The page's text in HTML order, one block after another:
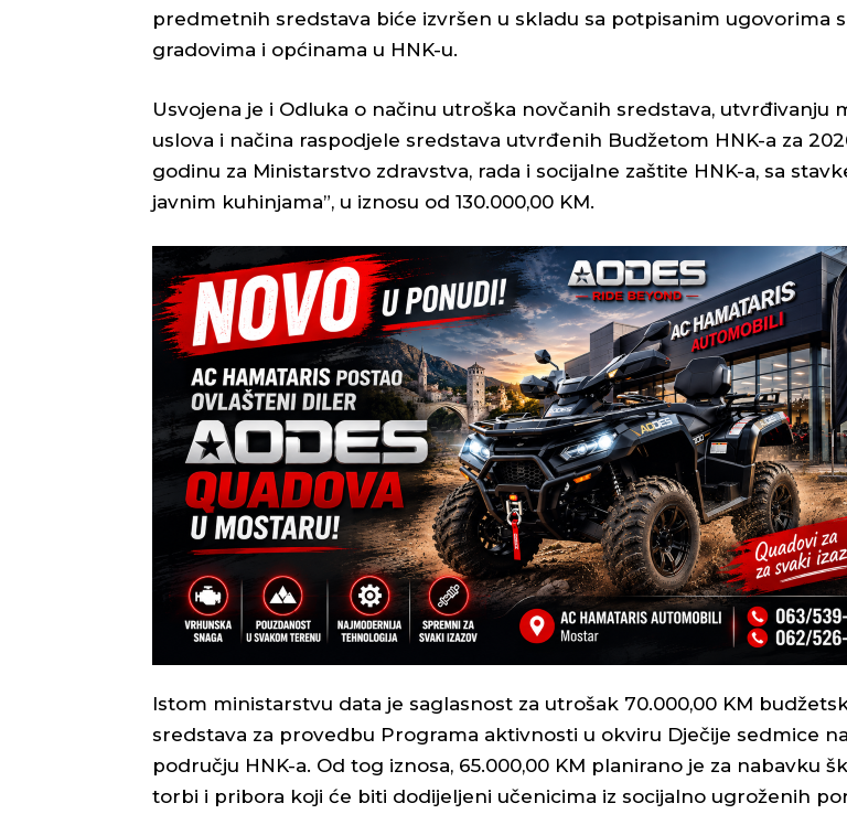
predmetnih sredstava biće izvršen u skladu sa potpisanim ugovorima s
gradovima i općinama u HNK-u.
Usvojena je i Odluka o načinu utroška novčanih sredstava, utvrđivanju
uslova i načina raspodjele sredstava utvrđenih Budžetom HNK-a za
godinu za Ministarstvo zdravstva, rada i socijalne zaštite HNK-a, sa
javnim kuhinjama”, u iznosu od 130.000,00 KM.
Istom ministarstvu data je saglasnost za utrošak 70.000,00 KM
sredstava za provedbu Programa aktivnosti u okviru Dječije sedmice na
području HNK-a. Od tog iznosa, 65.000,00 KM planirano je za nabavku
torbi i pribora koji će biti dodijeljeni učenicima iz socijalno ugroženih